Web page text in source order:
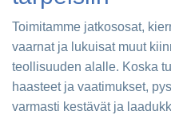
Toimitamme jatkososat,
vaarnat ja lukuisat muut
teollisuuden alalle. Koska
haasteet ja vaatimukset,
varmasti kestävät ja